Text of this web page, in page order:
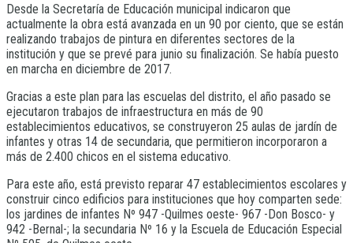
Desde la Secretaría de Educación municipal indicaron que
actualmente la obra está avanzada en un 90 por ciento, que se están
realizando trabajos de pintura en diferentes sectores de la
institución y que se prevé para junio su finalización. Se había puesto
en marcha en diciembre de 2017.
Gracias a este plan para las escuelas del distrito, el año pasado se
ejecutaron trabajos de infraestructura en más de 90
establecimientos educativos, se construyeron 25 aulas de jardín de
infantes y otras 14 de secundaria, que permitieron incorporaron a
más de 2.400 chicos en el sistema educativo.
Para este año, está previsto reparar 47 establecimientos escolares y
construir cinco edificios para instituciones que hoy comparten sede:
los jardines de infantes Nº 947 -Quilmes oeste- 967 -Don Bosco- y
942 -Bernal-; la secundaria Nº 16 y la Escuela de Educación Especial